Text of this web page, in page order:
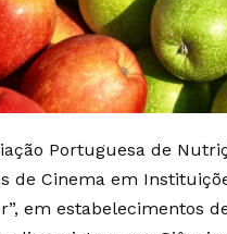
Portuguesa de
de Cinema em
em estabelecimentos